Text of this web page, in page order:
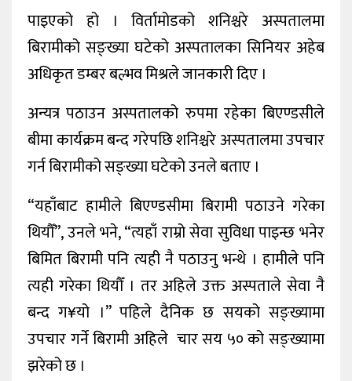
पाइएको हो । विर्तामोडको शनिश्चरे अस्पतालमा
बिरामीको सङ्ख्या घटेको अस्पतालका सिनियर अहेब
अधिकृत डम्बर बल्भव मिश्रले जानकारी दिए ।
अन्यत्र पठाउन अस्पतालको रुपमा रहेका बिएण्डसीले
बीमा कार्यक्रम बन्द गरेपछि शनिश्चरे अस्पतालमा उपचार
गर्न बिरामीको सङ्ख्या घटेको उनले बताए ।
“यहाँबाट हामीले बिएण्डसीमा बिरामी पठाउने गरेका
थियौँ”, उनले भने, “त्यहाँ राम्रो सेवा सुविधा पाइन्छ भनेर
बिमित बिरामी पनि त्यही नै पठाउनु भन्थे । हामीले पनि
त्यही गरेका थियौँ । तर अहिले उक्त अस्पताले सेवा नै
बन्द ग¥यो ।” पहिले दैनिक छ सयको सङ्ख्यामा
उपचार गर्ने बिरामी अहिले चार सय ५० को सङ्ख्यामा
झरेको छ ।